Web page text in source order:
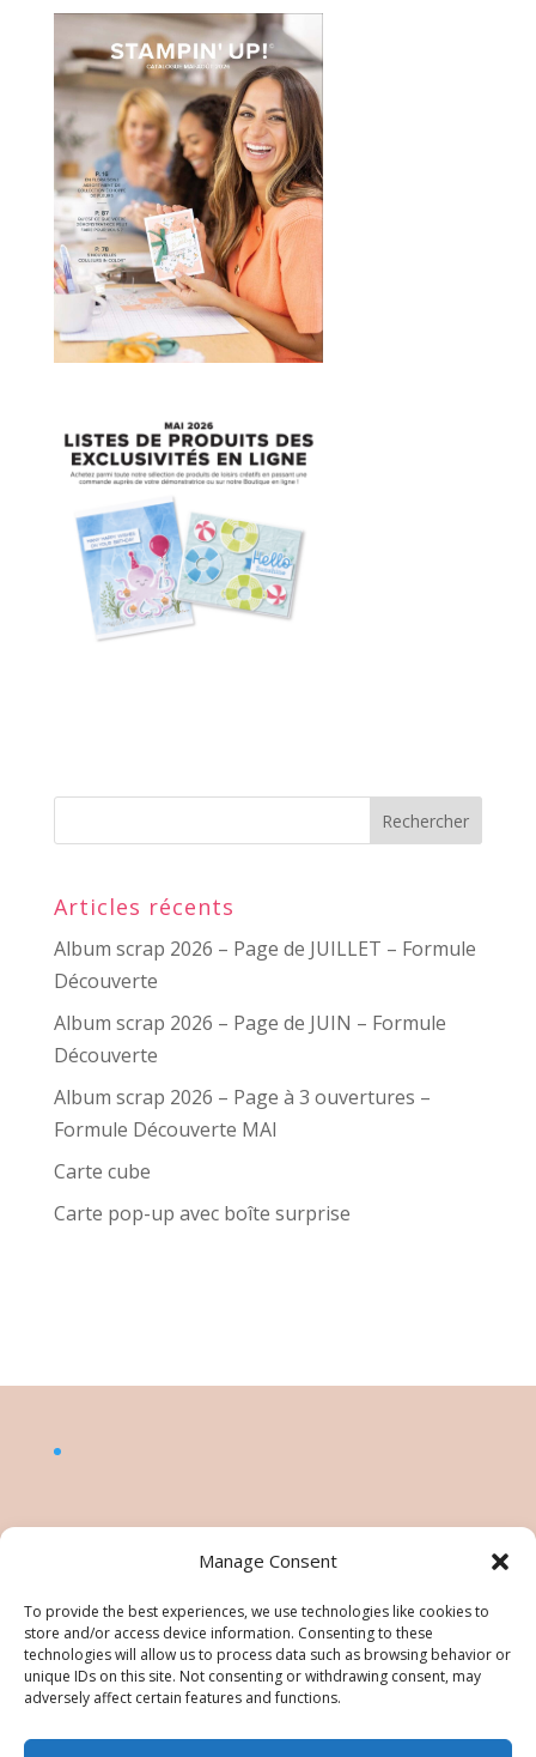
Manage Consent
To provide the best experiences, we use technologies like cookies to
store and/or access device information. Consenting to these
technologies will allow us to process data such as browsing behavior or
unique IDs on this site. Not consenting or withdrawing consent, may
adversely affect certain features and functions.
Articles récents
Album scrap 2026 – Page de JUILLET – Formule
Découverte
Album scrap 2026 – Page de JUIN – Formule
Découverte
Album scrap 2026 – Page à 3 ouvertures –
Formule Découverte MAI
Carte cube
Carte pop-up avec boîte surprise